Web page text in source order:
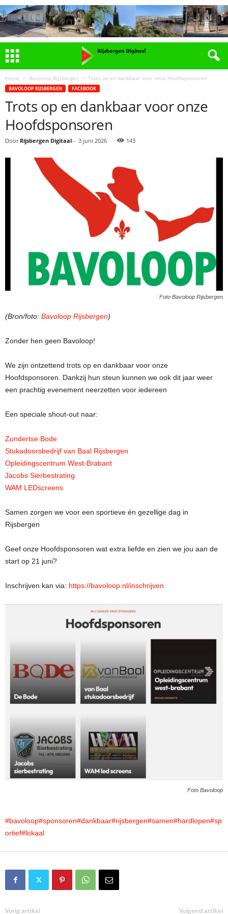
Home Bavoloop Rijsbergen Trots op en dankbaar voor onze Hoofdsponsoren
BAVOLOOP RIJSBERGEN FACEBOOK
Trots op en dankbaar voor onze
Hoofdsponsoren
Door Rijsbergen Digitaal - 3 juni 2026 143
Foto Bavoloop Rijsbergen
(Bron/foto: Bavoloop Rijsbergen)
Zonder hen geen Bavoloop!
We zijn ontzettend trots op en dankbaar voor onze
Hoofdsponsoren. Dankzij hun steun kunnen we ook dit jaar weer
een prachtig evenement neerzetten voor iedereen
Een speciale shout-out naar:
Zundertse Bode
Stukadoorsbedrijf van Baal Rijsbergen
Opleidingscentrum West-Brabant
Jacobs Sierbestrating
WAM LEDscreens
Samen zorgen we voor een sportieve én gezellige dag in
Rijsbergen
Geef onze Hoofdsponsoren wat extra liefde en zien we jou aan de
start op 21 juni?
Inschrijven kan via: https://bavoloop.nl/inschrijven
Foto Bavoloop
#bavoloop#sponsoren#dankbaar#rijsbergen#samen#hardlopen#sp
ortief#lokaal
Vorig artikel Volgend artikel